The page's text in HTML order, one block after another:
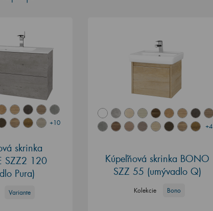
+10
skrinka
SZZ2 120
Pura)
Variante
+4
Kúpeľňová skrinka BONO
SZZ 55 (umývadlo Q)
Kolekcie Bono